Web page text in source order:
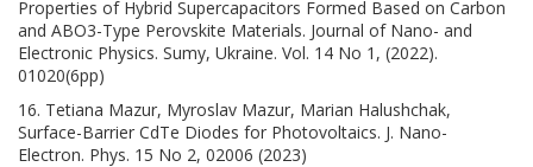
Properties of Hybrid Supercapacitors Formed Based on Carbon
and ABO3-Type Perovskite Materials. Journal of Nano- and
Electronic Physics. Sumy, Ukraine. Vol. 14 No 1, (2022).
01020(6pp)
16. Tetiana Mazur, Myroslav Mazur, Marian Halushchak,
Surface-Barrier CdTe Diodes for Photovoltaics. J. Nano-
Electron. Phys. 15 No 2, 02006 (2023)